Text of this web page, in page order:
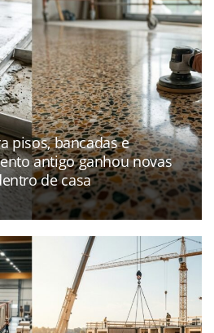
pisos, bancadas e
antigo ganhou novas
de casa